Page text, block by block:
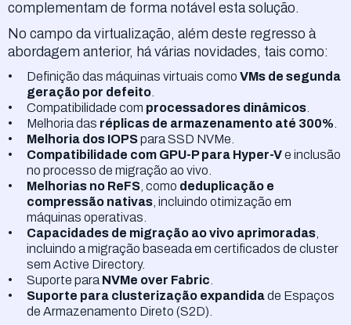
complementam de forma notável esta solução.
No campo da virtualização, além deste regresso à
abordagem anterior, há várias novidades, tais como:
Definição das máquinas virtuais como VMs de segunda
geração por defeito
Compatibilidade com processadores dinâmicos
Melhoria das réplicas de armazenamento até 300%
Melhoria dos IOPSpara SSD NVMe.
Compatibilidade com GPU-P para Hyper-Ve inclusão
no processo de migração ao vivo.
Melhorias no ReFS , como deduplicação e
compressão nativas , incluindo otimização em
máquinas operativas.
Capacidades de migração ao vivo aprimoradas
incluindo a migração baseada em certificados de cluster
sem Active Directory.
Suporte para NVMe over Fabric
Suporte para clusterização expandidade Espaços
de Armazenamento Direto (S2D).